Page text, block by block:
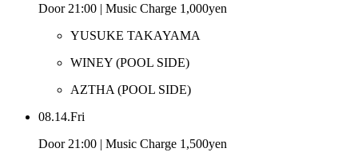
Door 21:00 | Music Charge 1,000yen
YUSUKE TAKAYAMA
WINEY (POOL SIDE)
AZTHA (POOL SIDE)
08.14.Fri
Door 21:00 | Music Charge 1,500yen